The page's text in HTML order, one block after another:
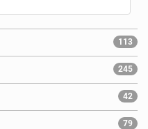
113
245
42
79